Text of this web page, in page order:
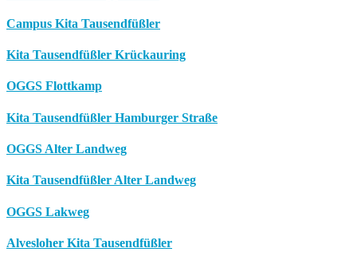
Campus Kita Tausendfüßler
Kita Tausendfüßler Krückauring
OGGS Flottkamp
Kita Tausendfüßler Hamburger Straße
OGGS Alter Landweg
Kita Tausendfüßler Alter Landweg
OGGS Lakweg
Alvesloher Kita Tausendfüßler